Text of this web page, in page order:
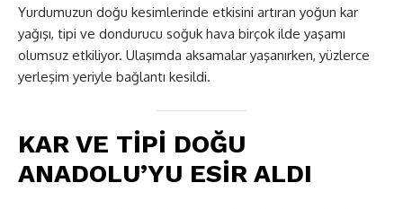
Yurdumuzun doğu kesimlerinde etkisini artıran yoğun kar
yağışı, tipi ve dondurucu soğuk hava birçok ilde yaşamı
olumsuz etkiliyor. Ulaşımda aksamalar yaşanırken, yüzlerce
yerleşim yeriyle bağlantı kesildi.
KAR VE TİPİ DOĞU
ANADOLU’YU ESİR ALDI